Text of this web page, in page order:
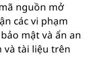
nguồn mở
các vi phạm
mật và ẩn an
và tài liệu trên